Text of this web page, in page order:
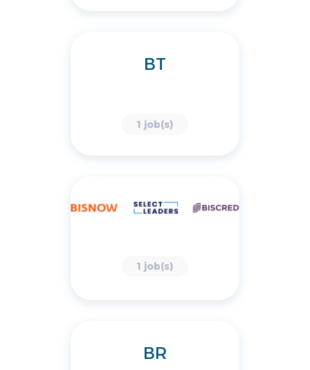
BT
1 job(s)
1 job(s)
BR